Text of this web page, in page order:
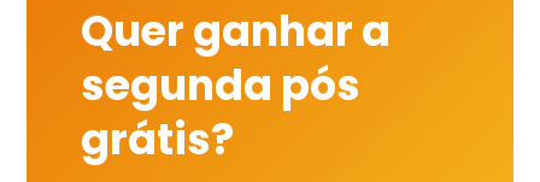
Quer ganhar a
segunda pós
grátis?